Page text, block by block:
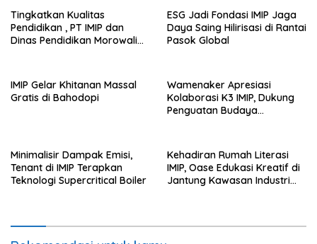
Tingkatkan Kualitas
Pendidikan , PT IMIP dan
Dinas Pendidikan Morowali
di Bahodopi
ESG Jadi Fondasi IMIP Jaga
Daya Saing Hilirisasi di Rantai
Pasok Global
IMIP Gelar Khitanan Massal
Gratis di Bahodopi
Wamenaker Apresiasi
Kolaborasi K3 IMIP, Dukung
Penguatan Budaya
Minimalisir Dampak Emisi,
Tenant di IMIP Terapkan
Teknologi Supercritical Boiler
Kehadiran Rumah Literasi
IMIP, Oase Edukasi Kreatif di
Jantung Kawasan Industri